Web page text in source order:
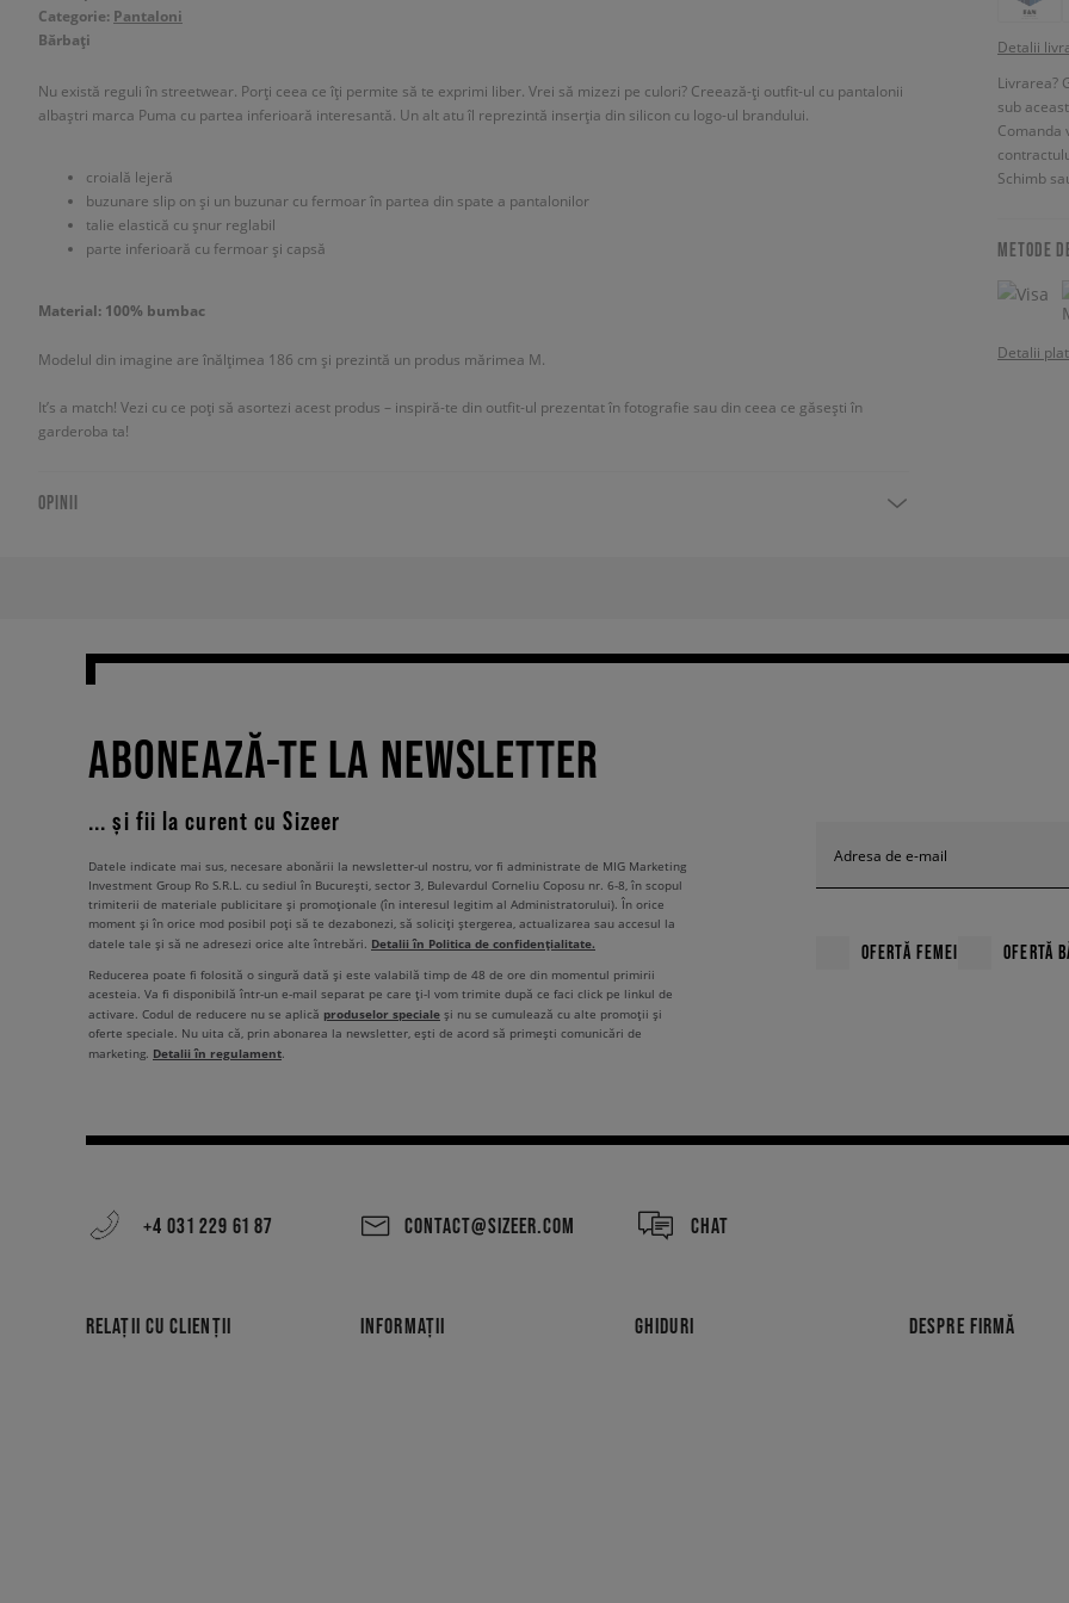
Categorie: Pantaloni
Bărbați
Nu există reguli în streetwear. Porți ceea ce îți permite să te exprimi liber. Vrei să mizezi pe culori? Creează-ți outfit-ul cu pantalonii
albaștri marca Puma cu partea inferioară interesantă. Un alt atu îl reprezintă inserția din silicon cu logo-ul brandului.
croială lejeră
buzunare slip on și un buzunar cu fermoar în partea din spate a pantalonilor
talie elastică cu șnur reglabil
parte inferioară cu fermoar și capsă
Material: 100% bumbac
Modelul din imagine are înălțimea 186 cm și prezintă un produs mărimea M.
It’s a match! Vezi cu ce poți să asortezi acest produs – inspiră-te din outfit-ul prezentat în fotografie sau din ceea ce găsești în
garderoba ta!
OPINII
Detalii
Livrarea?
sub
Comanda
Schimb
METODE
Detalii
ABONEAZĂ-TE LA NEWSLETTER
... și fii la curent cu Sizeer
Adresa de e-mail
OFERTĂ FEMEI OFERTĂ
Datele indicate mai sus, necesare abonării la newsletter-ul nostru, vor fi administrate de MIG Marketing
Investment Group Ro S.R.L. cu sediul în București, sector 3, Bulevardul Corneliu Coposu nr. 6-8, în scopul
trimiterii de materiale publicitare și promoționale (în interesul legitim al Administratorului). În orice
moment și în orice mod posibil poți să te dezabonezi, să soliciți ștergerea, actualizarea sau accesul la
datele tale și să ne adresezi orice alte întrebări. Detalii în Politica de confidențialitate.
Reducerea poate fi folosită o singură dată și este valabilă timp de 48 de ore din momentul primirii
acesteia. Va fi disponibilă într-un e-mail separat pe care ți-l vom trimite după ce faci click pe linkul de
activare. Codul de reducere nu se aplică produselor speciale și nu se cumulează cu alte promoții și
oferte speciale. Nu uita că, prin abonarea la newsletter, ești de acord să primești comunicări de
marketing. Detalii în regulament.
+4 031 229 61 87 CONTACT@SIZEER.COM CHAT
RELAȚII CU CLIENȚII INFORMAȚII GHIDURI DESPRE FIRMĂ